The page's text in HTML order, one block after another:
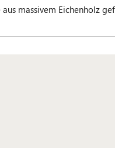
massivem Eichenholz